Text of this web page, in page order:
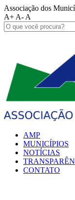
Associação dos
A+ A- A
AMP
MUNICÍPIOS
NOTÍCIAS
CONTATO